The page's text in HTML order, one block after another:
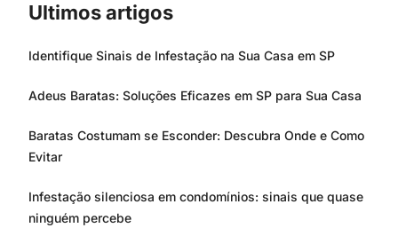
Ultimos artigos
Identifique Sinais de Infestação na Sua Casa em SP
Adeus Baratas: Soluções Eficazes em SP para Sua Casa
Baratas Costumam se Esconder: Descubra Onde e Como
Evitar
Infestação silenciosa em condomínios: sinais que quase
ninguém percebe